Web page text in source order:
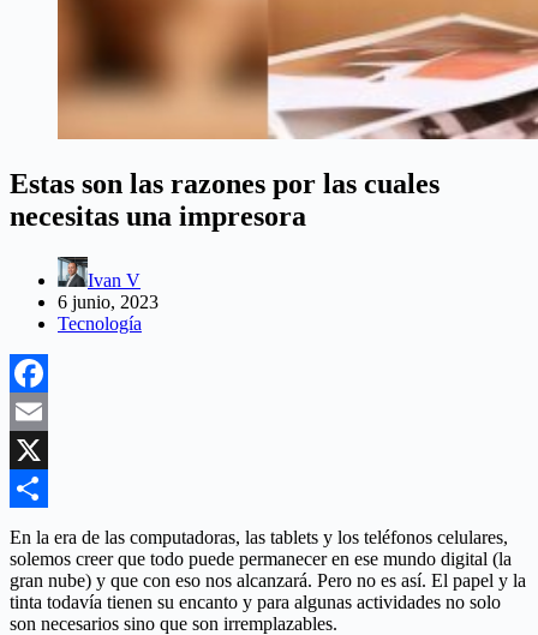
Estas son las razones por las cuales
necesitas una impresora
Ivan V
6 junio, 2023
Tecnología
Facebook
Email
X
Compartir
En la era de las computadoras, las tablets y los teléfonos celulares,
solemos creer que todo puede permanecer en ese mundo digital (la
gran nube) y que con eso nos alcanzará. Pero no es así. El papel y la
tinta todavía tienen su encanto y para algunas actividades no solo
son necesarios sino que son irremplazables.